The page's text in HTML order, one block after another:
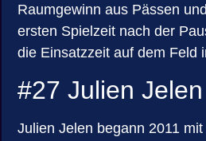
Raumgewinn aus Pässen
ersten Spielzeit nach der
die Einsatzzeit auf dem Feld
#27 Julien
Julien Jelen begann 2011